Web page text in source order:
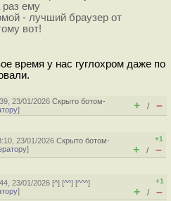
раз ему
- лучший браузер от
вот!
время у нас гуглохром даже по
23/01/2026Скрыто ботом-
] + / –
23/01/2026Скрыто ботом-
]
+1
+ / –
23/01/2026 [^] [^^] [^^^]
]
+1
+ / –